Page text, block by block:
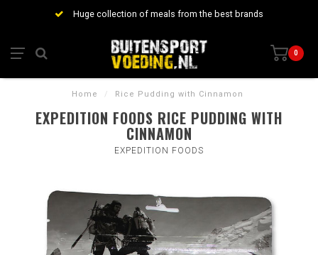
Huge collection of meals from the best brands
0
Home / Rice Pudding with Cinnamon
EXPEDITION FOODS RICE PUDDING WITH
CINNAMON
EXPEDITION FOODS